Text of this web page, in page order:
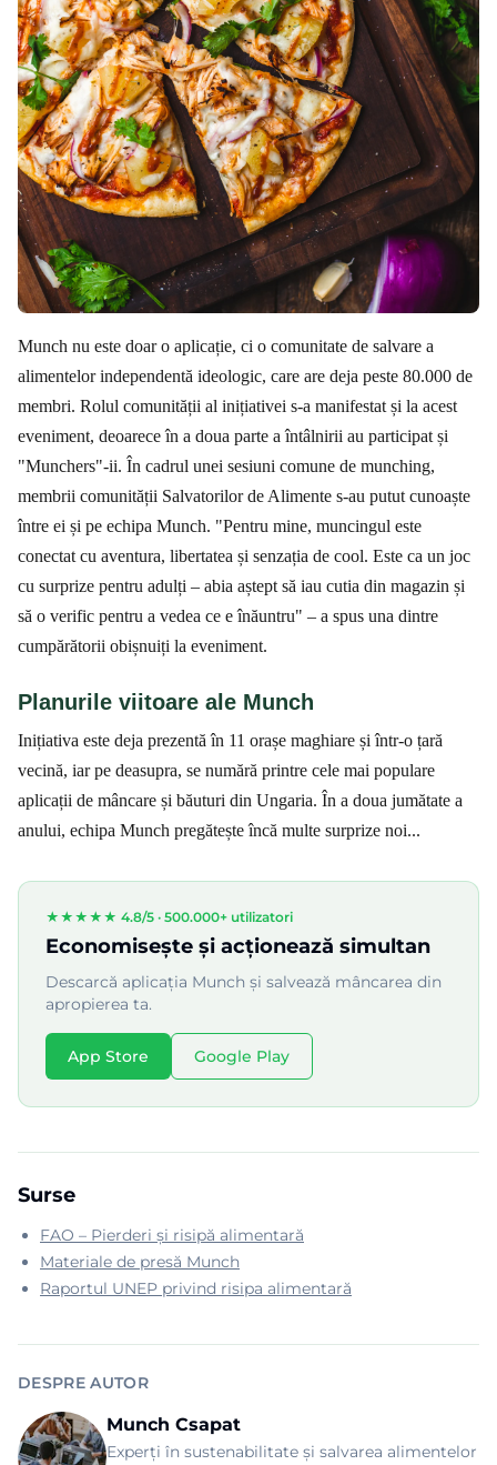
Munch nu este doar o aplicație, ci o comunitate de salvare a
alimentelor independentă ideologic, care are deja peste 80.000 de
membri. Rolul comunității al inițiativei s-a manifestat și la acest
eveniment, deoarece în a doua parte a întâlnirii au participat și
"Munchers"-ii. În cadrul unei sesiuni comune de munching,
membrii comunității Salvatorilor de Alimente s-au putut cunoaște
între ei și pe echipa Munch. "Pentru mine, muncingul este
conectat cu aventura, libertatea și senzația de cool. Este ca un joc
cu surprize pentru adulți – abia aștept să iau cutia din magazin și
să o verific pentru a vedea ce e înăuntru" – a spus una dintre
cumpărătorii obișnuiți la eveniment.
Planurile viitoare ale Munch
Inițiativa este deja prezentă în 11 orașe maghiare și într-o țară
vecină, iar pe deasupra, se numără printre cele mai populare
aplicații de mâncare și băuturi din Ungaria. În a doua jumătate a
anului, echipa Munch pregătește încă multe surprize noi...
★★★★★ 4.8/5 · 500.000+ utilizatori
Economisește și acționează simultan
Descarcă aplicația Munch și salvează mâncarea din
apropierea ta.
App Store Google Play
Surse
FAO – Pierderi și risipă alimentară
Materiale de presă Munch
Raportul UNEP privind risipa alimentară
DESPRE AUTOR
Munch Csapat
Experți în sustenabilitate și salvarea alimentelor